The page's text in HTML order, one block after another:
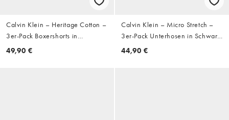
Calvin Klein – Heritage Cotton –
3er-Pack Boxershorts in
Weiß/Grau/Auster
49,90 €
Calvin Klein – Micro Stretch –
3er-Pack Unterhosen in Schwarz
mit niedrigem Bund
44,90 €